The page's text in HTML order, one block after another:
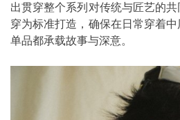
出贯穿整个系列对传统与匠艺的
穿为标准打造，确保在日常穿着
单品都承载故事与深意。